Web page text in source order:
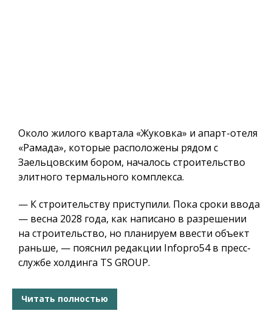
Около жилого квартала «Жуковка» и апарт-отеля
«Рамада», которые расположены рядом с
Заельцовским бором, началось строительство
элитного термального комплекса.
— К строительству приступили. Пока сроки ввода
— весна 2028 года, как написано в разрешении
на строительство, но планируем ввести объект
раньше, — пояснил редакции Infopro54 в пресс-
службе холдинга TS GROUP.
Читать полностью